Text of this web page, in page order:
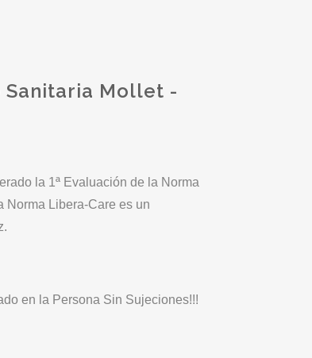
Sanitaria Mollet -
la 1ª Evaluación de la Norma
Norma Libera-Care es un
en la Persona Sin Sujeciones!!!